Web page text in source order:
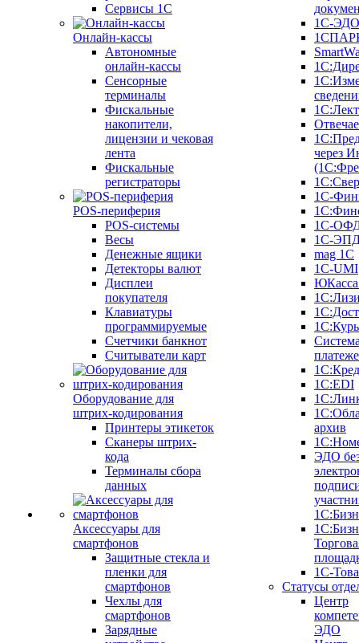
Сервисы 1С
Онлайн-кассы
Автономные
онлайн-кассы
Сенсорные
терминалы
Фискальные
накопители,
лицензии и чековая
лента
Фискальные
регистраторы
POS-периферия
POS-системы
Весы
Денежные ящики
Детекторы валют
Дисплеи
покупателя
Клавиатуры
программируемые
Счетчики банкнот
Считыватели карт
Оборудование для
штрих-кодирования
Принтеры этикеток
Сканеры штрих-
кода
Терминалы сбора
данных
Аксессуары для
смартфонов
Защитные стекла и
пленки для
смартфонов
Чехлы для
смартфонов
Зарядные
1С-ЭДО
через
1С-
1С-
1С-
mag 1C
1C-UMI
1С:EDI
архив
ЭДО
1С-
Статусы
Центр
ЭДО